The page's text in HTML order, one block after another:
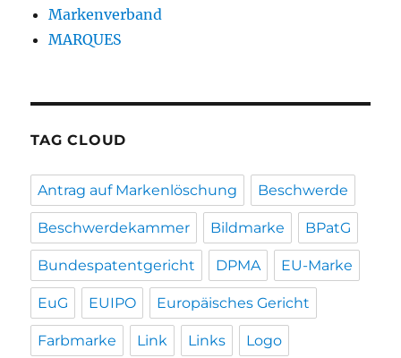
Markenverband
MARQUES
TAG CLOUD
Antrag auf Markenlöschung Beschwerde
Beschwerdekammer Bildmarke BPatG
Bundespatentgericht DPMA EU-Marke
EuG EUIPO Europäisches Gericht
Farbmarke Link Links Logo